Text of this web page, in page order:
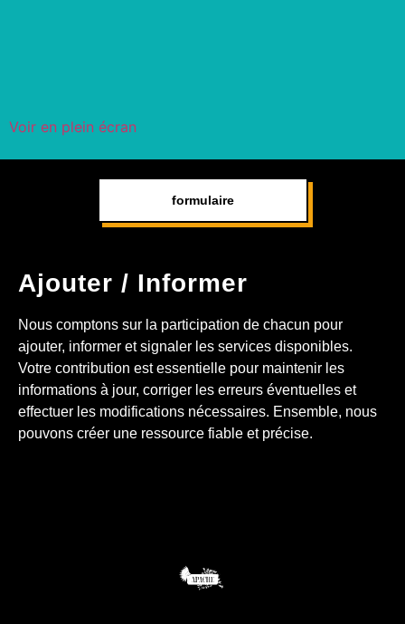
Voir en plein écran
formulaire
Ajouter / Informer
Nous comptons sur la participation de chacun pour
ajouter, informer et signaler les services disponibles.
Votre contribution est essentielle pour maintenir les
informations à jour, corriger les erreurs éventuelles et
effectuer les modifications nécessaires. Ensemble, nous
pouvons créer une ressource fiable et précise.